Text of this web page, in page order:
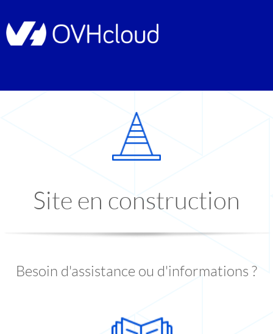
Site en construction
Besoin d'assistance ou d'informations ?